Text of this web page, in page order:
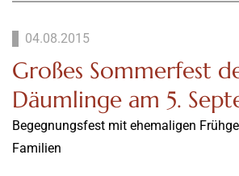
04.08.2015
Großes Sommerfest
Däumlinge am 5.
Begegnungsfest mit ehemaligen
Familien